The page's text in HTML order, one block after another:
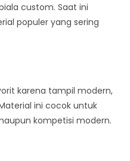
custom. Saat ini
populer yang sering
karena tampil modern,
ini cocok untuk
kompetisi modern.